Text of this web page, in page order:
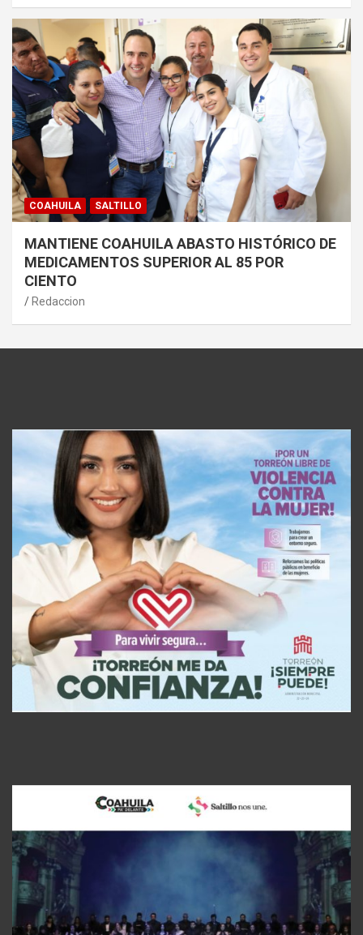
COAHUILA SALTILLO
MANTIENE COAHUILA ABASTO HISTÓRICO DE
MEDICAMENTOS SUPERIOR AL 85 POR
CIENTO
Redaccion